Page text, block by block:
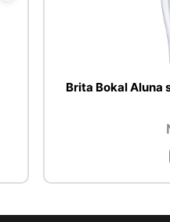
Brita Bokal Aluna